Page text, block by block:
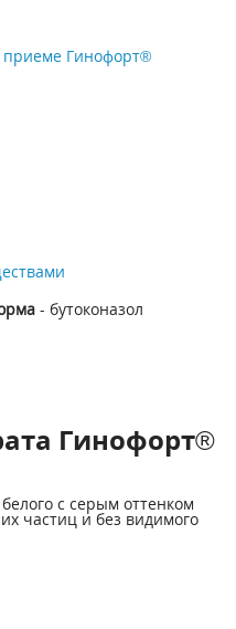
Гинофорт®
- бутоконазол
Гинофорт®
с серым оттенком
частиц и без видимого